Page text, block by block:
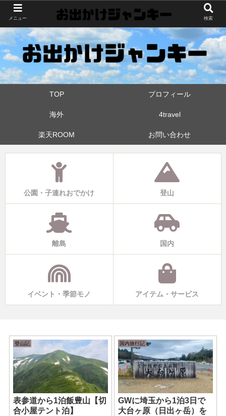
世界中・日本中を旅したおでかけ狂なパパが埼玉県と近県の公園やお出かけス
ポットを攻めています！たまに登山も
TOP プロフィール
海外 4travel
楽天ROOM お問い合わせ
公園・子連れおでかけ 登山
離島 国内
イベント・季節モノ アイテム・サービス
登山記
表参道から1泊飯豊山【切
合小屋テント泊】
国内旅行記
GWに埼玉から1泊3日で
大台ヶ原（日出ヶ岳）を
メニュー 検索